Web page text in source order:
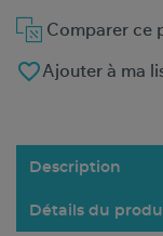
favorite_borderAjouter à ma
Comparer ce
Description
Détails du